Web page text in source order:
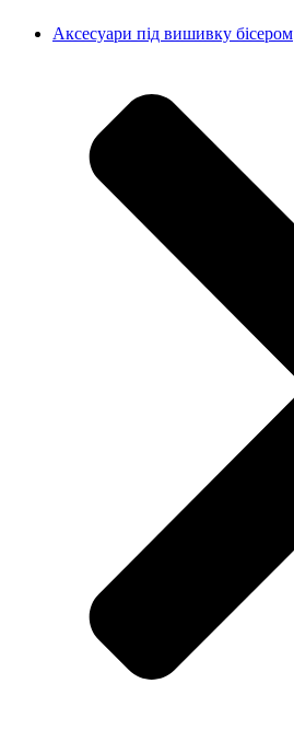
Аксесуари під вишивку бісером